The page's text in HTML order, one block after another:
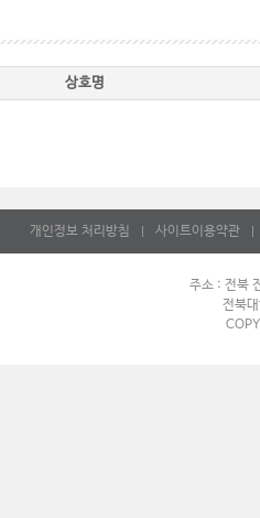
상호명
개인정보 처리방침 사이트이용약관
주소 : 전북
전북